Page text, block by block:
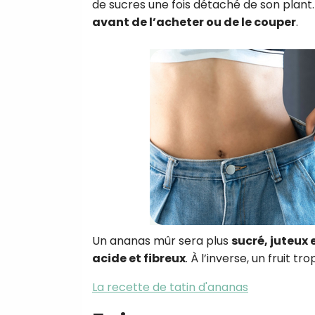
de sucres une fois détaché de son
avant de l’acheter ou de le couper.
Un ananas mûr sera plus sucré, juteux
acide et fibreux. À l’inverse, un fruit
La recette de tatin d'ananas